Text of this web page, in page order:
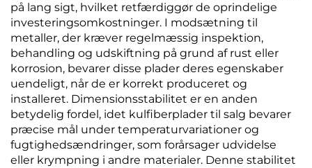
på lang sigt, hvilket retfærdiggør de oprindelige
investeringsomkostninger. I modsætning til
metaller, der kræver regelmæssig inspektion,
behandling og udskiftning på grund af rust eller
korrosion, bevarer disse plader deres egenskaber
uendeligt, når de er korrekt produceret og
installeret. Dimensionsstabilitet er en anden
betydelig fordel, idet kulfiberplader til salg bevarer
præcise mål under temperaturvariationer og
fugtighedsændringer, som forårsager udvidelse
eller krympning i andre materialer. Denne stabilitet